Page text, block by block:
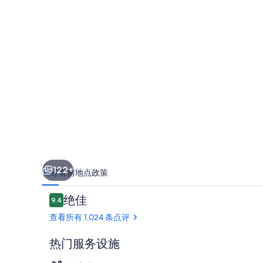
122+
概述客房地点政策
点
评
9.49.4/10
绝佳
查看所有 1,024 条点评
热门服务设施